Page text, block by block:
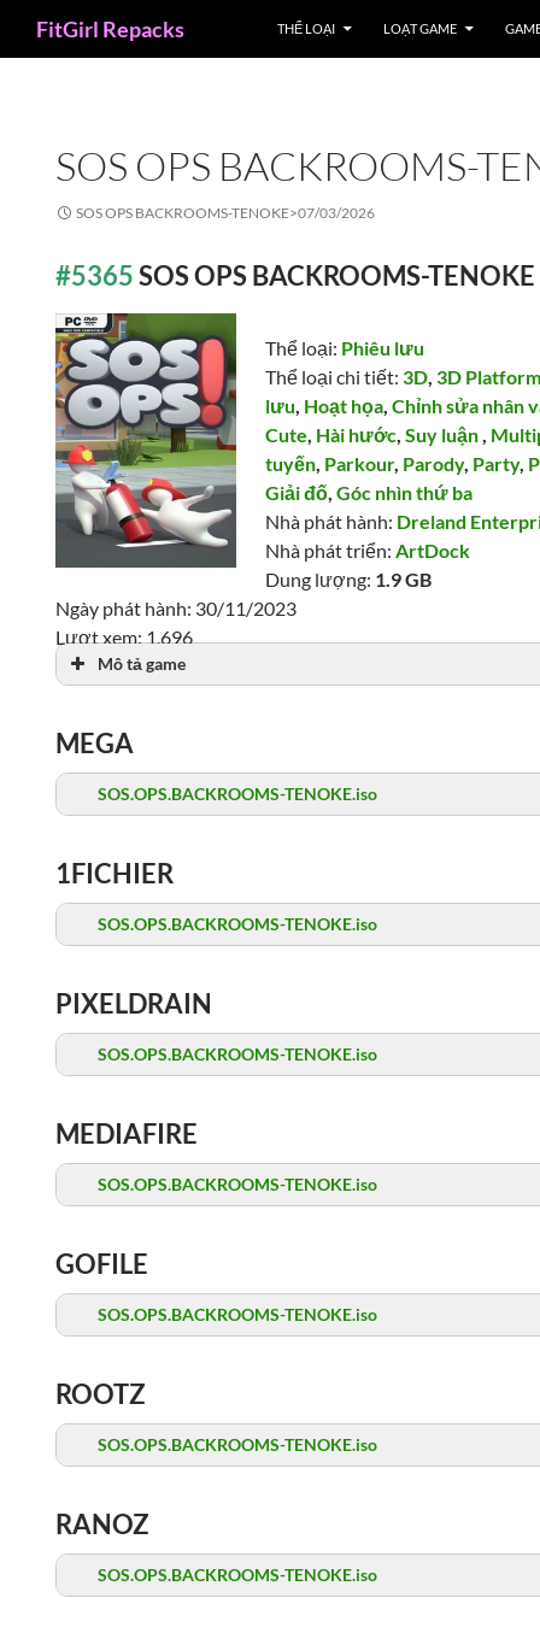
FitGirl Repacks THỂ LOẠI LOẠT GAME
SOS OPS BACKROOMS-
SOS OPS BACKROOMS-TENOKE>07/03/2026
#5365SOS OPS BACKROOMS-TENOKE
Thể loại: Phiêu lưu
Thể loại chi tiết: 3D, 3D
lưu, Hoạt họa,Chỉnh sửa nhân
Cute, Hài hước,Suy luận,
tuyến, Parkour, Parody, Party,
Giải đố,Góc nhìn thứ ba
Nhà phát hành: Dreland
Nhà phát triển:ArtDock
Dung lượng: 1.9 GB
Ngày phát hành: 30/11/2023
Lượt xem: 1,696
Mô tả game
MEGA
SOS.OPS.BACKROOMS-TENOKE.iso
1FICHIER
SOS.OPS.BACKROOMS-TENOKE.iso
PIXELDRAIN
SOS.OPS.BACKROOMS-TENOKE.iso
MEDIAFIRE
SOS.OPS.BACKROOMS-TENOKE.iso
GOFILE
SOS.OPS.BACKROOMS-TENOKE.iso
ROOTZ
SOS.OPS.BACKROOMS-TENOKE.iso
RANOZ
SOS.OPS.BACKROOMS-TENOKE.iso